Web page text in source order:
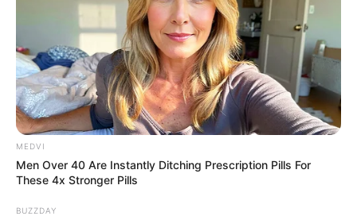
ไพ่ประจำวันของท่าน คือ ไพ่อำนาจ
โชคลาภจะมาจากผู้ใหญ่ในที่ทำงานวันนี้ต้องระวัง
เรื่องความใจร้อน หงุดหงิดง่ายจะนำปัญหามาสู่ตัว
เอง เกณฑ์ชะตาโดดเด่นในด้านโชคลาภ มีเกณฑ์ได้
รับเงินมาแบบฟลุ๊คๆ ใครทำงานค้าขาย เซลล์ และ
นายหน้าค่อนข้างไปได้ด้วยดี ปิดการขายได้อย่าง
ง่ายดาย งานทั่วไปอึดอัดใจเพราะเจ้านาย
MEDVI
Men Over 40 Are Instantly Ditching Prescription Pills For
These 4x Stronger Pills
BUZZDAY